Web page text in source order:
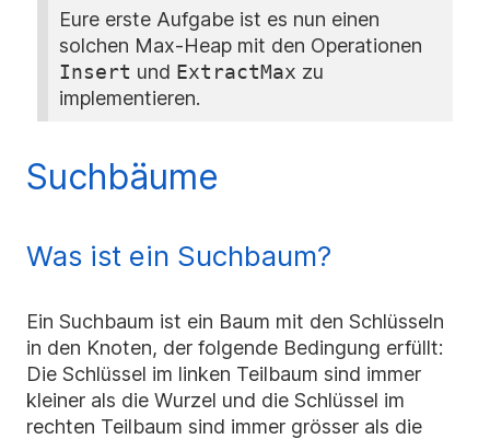
Eure erste Aufgabe ist es nun einen
solchen Max-Heap mit den Operationen
Insert und ExtractMax zu
implementieren.
Suchbäume
Was ist ein Suchbaum?
Ein Suchbaum ist ein Baum mit den Schlüsseln
in den Knoten, der folgende Bedingung erfüllt:
Die Schlüssel im linken Teilbaum sind immer
kleiner als die Wurzel und die Schlüssel im
rechten Teilbaum sind immer grösser als die